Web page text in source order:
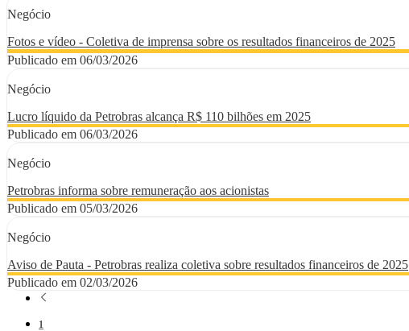
Negócio
Fotos e vídeo - Coletiva de imprensa sobre os resultados financeiros de 2025
Publicado em 06/03/2026
Negócio
Lucro líquido da Petrobras alcança R$ 110 bilhões em 2025
Publicado em 06/03/2026
Negócio
Petrobras informa sobre remuneração aos acionistas
Publicado em 05/03/2026
Negócio
Aviso de Pauta - Petrobras realiza coletiva sobre resultados financeiros de 2025
Publicado em 02/03/2026
Página
1